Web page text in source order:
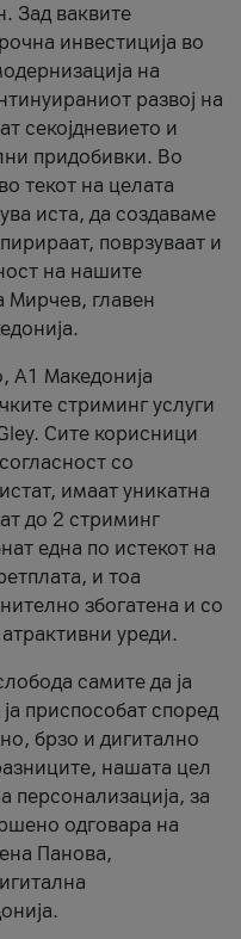
Зад ваквите
инвестиција во
на
развој на
секојдневието и
придобивки. Во
текот на целата
иста, да создаваме
поврзуваат и
на нашите
Мирчев, главен
А1 Македонија
стриминг услуги
Сите корисници
со
имаат уникатна
до 2 стриминг
една по истекот на
и тоа
збогатена и со
уреди.
самите да ја
приспособат според
брзо и дигитално
нашата цел
за
одговара на
Панова,